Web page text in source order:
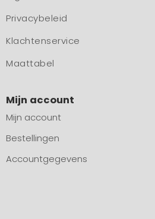
Privacybeleid
Klachtenservice
Maattabel
Mijn account
Mijn account
Bestellingen
Accountgegevens